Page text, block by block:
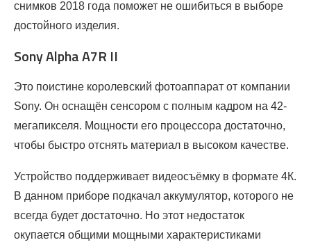
снимков 2018 года поможет не ошибиться в выборе
достойного изделия.
Sony Alpha A7R II
Это поистине королевский фотоаппарат от компании
Sony. Он оснащён сенсором с полным кадром на 42-
мегапикселя. Мощности его процессора достаточно,
чтобы быстро отснять материал в высоком качестве.
Устройство поддерживает видеосъёмку в формате 4К.
В данном приборе подкачал аккумулятор, которого не
всегда будет достаточно. Но этот недостаток
окупается общими мощными характеристиками